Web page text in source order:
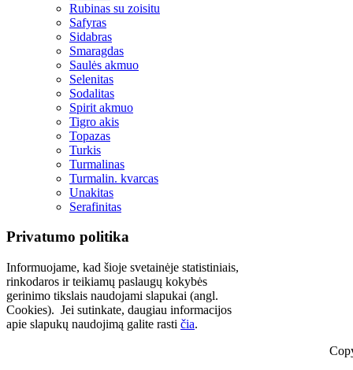
Rubinas su zoisitu
Safyras
Sidabras
Smaragdas
Saulės akmuo
Selenitas
Sodalitas
Spirit akmuo
Tigro akis
Topazas
Turkis
Turmalinas
Turmalin. kvarcas
Unakitas
Serafinitas
Privatumo politika
Informuojame, kad šioje svetainėje statistiniais,
rinkodaros ir teikiamų paslaugų kokybės
gerinimo tikslais naudojami slapukai (angl.
Cookies). Jei sutinkate, daugiau informacijos
apie slapukų naudojimą galite rasti čia.